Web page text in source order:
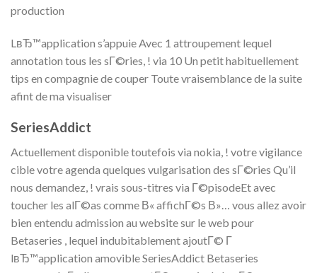
production
LвЂ™application s’appuie Avec 1 attroupement lequel
annotation tous les sГ©ries, ! via 10 Un petit habituellement
tips en compagnie de couper Toute vraisemblance de la suite
afint de ma visualiser
SeriesAddict
Actuellement disponible toutefois via nokia, ! votre vigilance
cible votre agenda quelques vulgarisation des sГ©ries Qu’il
nous demandez, ! vrais sous-titres via Г©pisodeEt avec
toucher les alГ©as comme В« affichГ©s В»… vous allez avoir
bien entendu admission au website sur le web pour
Betaseries , lequel indubitablement ajoutГ© Г
lвЂ™application amovible SeriesAddict Betaseries